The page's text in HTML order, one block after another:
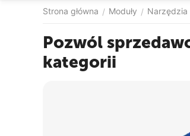
Strona główna / Moduły / Narzędzia
Pozwól
kategorii